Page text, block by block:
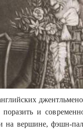
и
на вершине, фэшн-